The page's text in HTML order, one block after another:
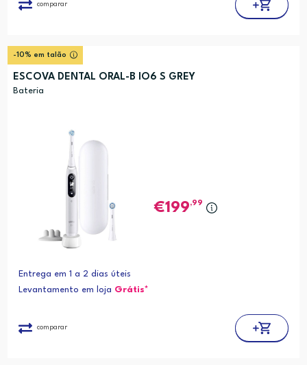
comparar
-10% em talão
ESCOVA DENTAL ORAL-B IO6 S GREY
Bateria
199,99
Entrega em 1 a 2 dias úteis
Levantamento em loja Grátis*
comparar